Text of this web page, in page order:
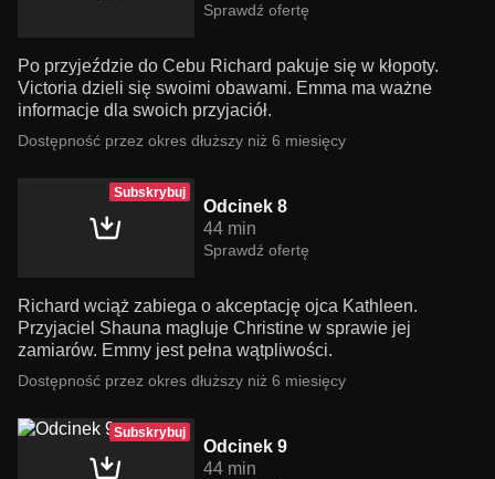
Sprawdź ofertę
Po przyjeździe do Cebu Richard pakuje się w kłopoty.
Victoria dzieli się swoimi obawami. Emma ma ważne
informacje dla swoich przyjaciół.
Dostępność przez okres dłuższy niż 6 miesięcy
Subskrybuj
Odcinek 8
44 min
Sprawdź ofertę
Richard wciąż zabiega o akceptację ojca Kathleen.
Przyjaciel Shauna magluje Christine w sprawie jej
zamiarów. Emmy jest pełna wątpliwości.
Dostępność przez okres dłuższy niż 6 miesięcy
Subskrybuj
Odcinek 9
44 min